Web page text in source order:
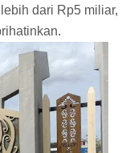
dari Rp5 miliar,